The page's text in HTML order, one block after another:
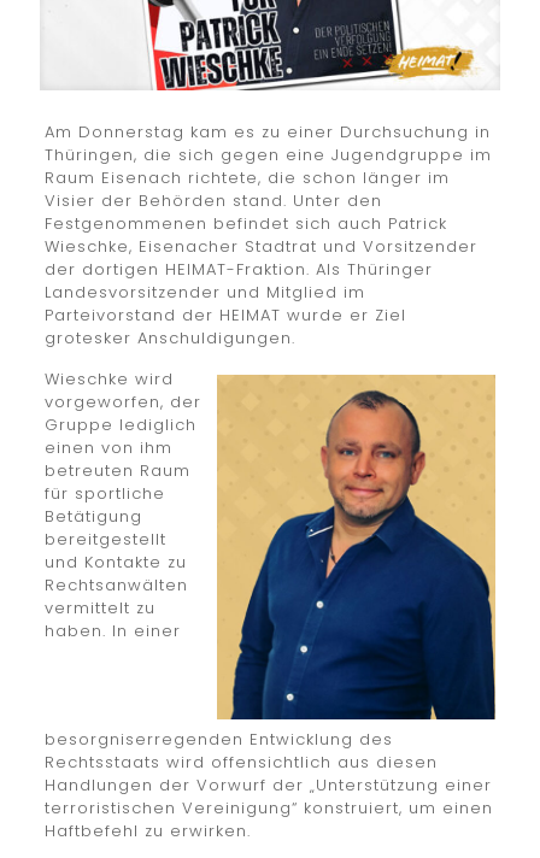
Am Donnerstag kam es zu einer Durchsuchung in
Thüringen, die sich gegen eine Jugendgruppe im
Raum Eisenach richtete, die schon länger im
Visier der Behörden stand. Unter den
Festgenommenen befindet sich auch Patrick
Wieschke, Eisenacher Stadtrat und Vorsitzender
der dortigen HEIMAT-Fraktion. Als Thüringer
Landesvorsitzender und Mitglied im
Parteivorstand der HEIMAT wurde er Ziel
grotesker Anschuldigungen.
Wieschke wird
vorgeworfen, der
Gruppe lediglich
einen von ihm
betreuten Raum
für sportliche
Betätigung
bereitgestellt
und Kontakte zu
Rechtsanwälten
vermittelt zu
haben. In einer
besorgniserregenden Entwicklung des
Rechtsstaats wird offensichtlich aus diesen
Handlungen der Vorwurf der „Unterstützung einer
terroristischen Vereinigung“ konstruiert, um einen
Haftbefehl zu erwirken.